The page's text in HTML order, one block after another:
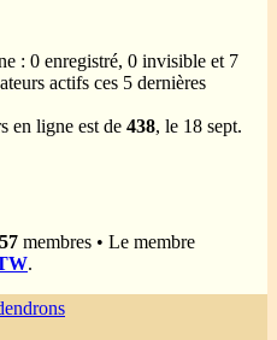
: 0 enregistré, 0 invisible et 7
actifs ces 5 dernières
en ligne est de 438, le 18 sept.
membres • Le membre
.